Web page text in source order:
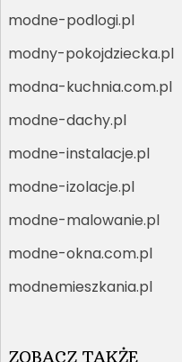
modne-podlogi.pl
modny-pokojdziecka.pl
modna-kuchnia.com.pl
modne-dachy.pl
modne-instalacje.pl
modne-izolacje.pl
modne-malowanie.pl
modne-okna.com.pl
modnemieszkania.pl
ZOBACZ TAKŻE